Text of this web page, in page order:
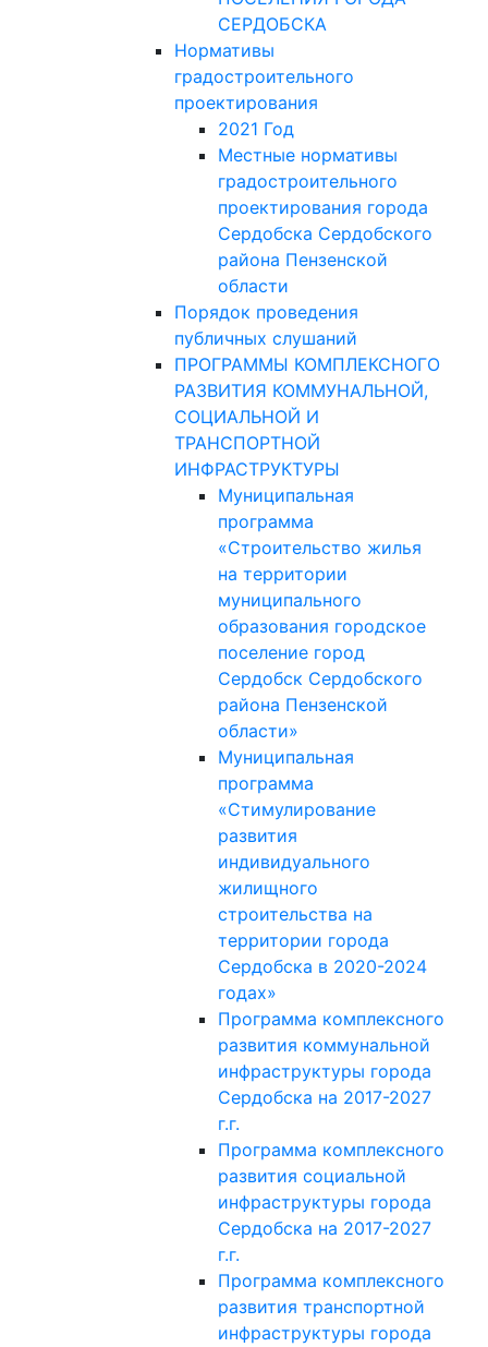
СЕРДОБСКА
Нормативы
градостроительного
проектирования
2021 Год
Местные нормативы
градостроительного
проектирования города
Сердобска Сердобского
района Пензенской
области
Порядок проведения
публичных слушаний
ПРОГРАММЫ КОМПЛЕКСНОГО
РАЗВИТИЯ КОММУНАЛЬНОЙ,
СОЦИАЛЬНОЙ И
ТРАНСПОРТНОЙ
ИНФРАСТРУКТУРЫ
Муниципальная
программа
«Строительство жилья
на территории
муниципального
образования городское
поселение город
Сердобск Сердобского
района Пензенской
области»
Муниципальная
программа
«Стимулирование
развития
индивидуального
жилищного
строительства на
территории города
Сердобска в 2020-2024
годах»
Программа комплексного
развития коммунальной
инфраструктуры города
Сердобска на 2017-2027
г.г.
Программа комплексного
развития социальной
инфраструктуры города
Сердобска на 2017-2027
г.г.
Программа комплексного
развития транспортной
инфраструктуры города